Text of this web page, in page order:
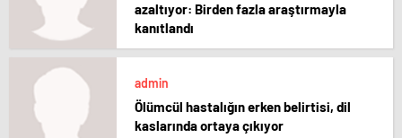
azaltıyor: Birden fazla araştırmayla
kanıtlandı
admin
Ölümcül hastalığın erken belirtisi, dil
kaslarında ortaya çıkıyor